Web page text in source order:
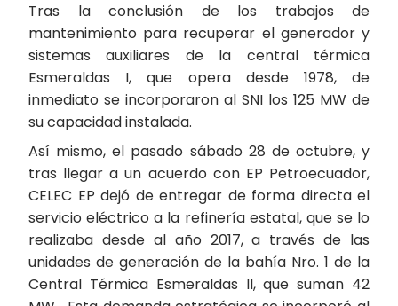
Tras la conclusión de los trabajos de
mantenimiento para recuperar el generador y
sistemas auxiliares de la central térmica
Esmeraldas I, que opera desde 1978, de
inmediato se incorporaron al SNI los 125 MW de
su capacidad instalada.
Así mismo, el pasado sábado 28 de octubre, y
tras llegar a un acuerdo con EP Petroecuador,
CELEC EP dejó de entregar de forma directa el
servicio eléctrico a la refinería estatal, que se lo
realizaba desde al año 2017, a través de las
unidades de generación de la bahía Nro. 1 de la
Central Térmica Esmeraldas II, que suman 42